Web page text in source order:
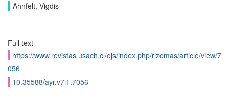
Ahnfelt, Vigdis
Full text
https://www.revistas.usach.cl/ojs/index.php/rizomas/article/view/7
056
10.35588/ayr.v7i1.7056